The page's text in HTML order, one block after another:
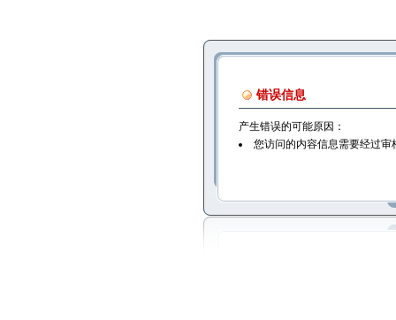
错误信息
产生错误的可能原因：
您访问的内容信息需要经过审